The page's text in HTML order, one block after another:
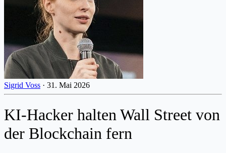
Sigrid Voss · 31. Mai 2026
KI-Hacker halten Wall Street von
der Blockchain fern